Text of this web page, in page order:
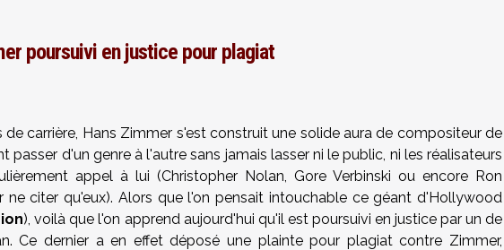
poursuivi en justice pour plagiat
de carrière, Hans Zimmer s'est construit une solide aura de compositeur de
passer d'un genre à l'autre sans jamais lasser ni le public, ni les réalisateurs
appel à lui (Christopher Nolan, Gore Verbinski ou encore Ron
ne citer qu'eux). Alors que l'on pensait intouchable ce géant d'Hollywood
), voilà que l'on apprend aujourd'hui qu'il est poursuivi en justice par un de
Ce dernier a en effet déposé une plainte pour plagiat contre Zimmer,